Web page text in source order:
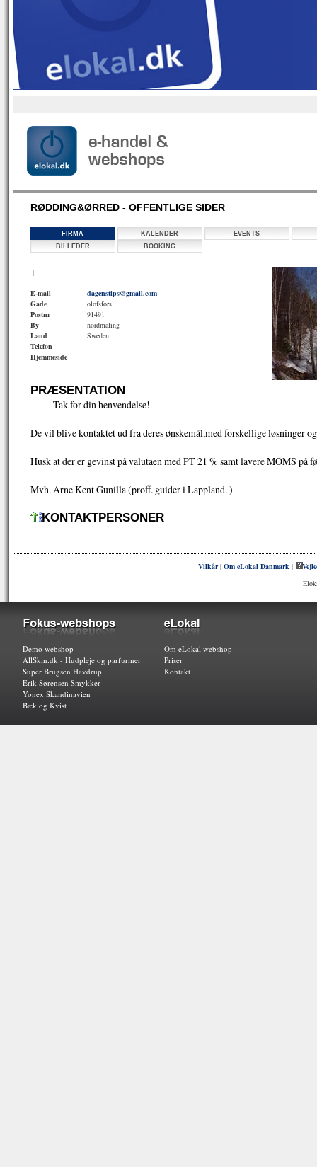
RØDDING&ØRRED - OFFENTLIGE SIDER
FIRMA KALENDER
EVENTS
BILLEDER
BOOKING
|
E-mail
dagenstips@gmail.com
Gade
olofsfors
Postnr
91491
By
nordmaling
Land
Sweden
Telefon
Hjemmeside
PRÆSENTATION
Tak for din henvendelse!
De vil blive kontaktet ud fra deres ønskemål,med forskellige løsninger
Husk at der er gevinst på valutaen med PT 21 % samt lavere MOMS på
Mvh. Arne Kent Gunilla (proff. guider i Lappland. )
KONTAKTPERSONER
Vilkår|Om eLokal Danmark |
Demo webshop
AllSkin.dk - Hudpleje og parfurmer
Super Brugsen Havdrup
Erik Sørensen Smykker
Yonex Skandinavien
Bæk og Kvist
Om eLokal webshop
Priser
Kontakt